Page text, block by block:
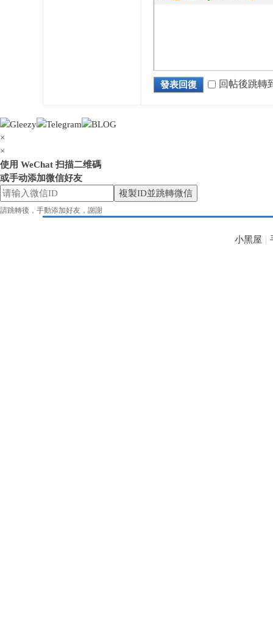
花
發表回復 回帖後跳轉
×
×
使用 WeChat 扫描二维碼
或手动添加微信好友
複製ID並跳轉微信
請跳轉後，手動添加好友，謝謝
小黑屋 |